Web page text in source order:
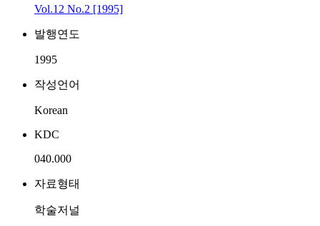
Vol.12 No.2 [1995]
발행연도
1995
작성언어
Korean
KDC
040.000
자료형태
학술저널